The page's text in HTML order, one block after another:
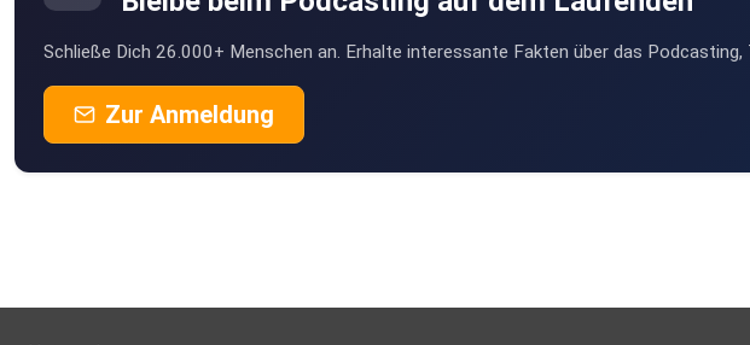
Schließe Dich 26.000+ Menschen an. Erhalte interessante Fakten über das
Zur Anmeldung